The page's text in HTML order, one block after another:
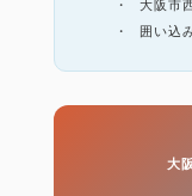
大阪市
囲い込
大